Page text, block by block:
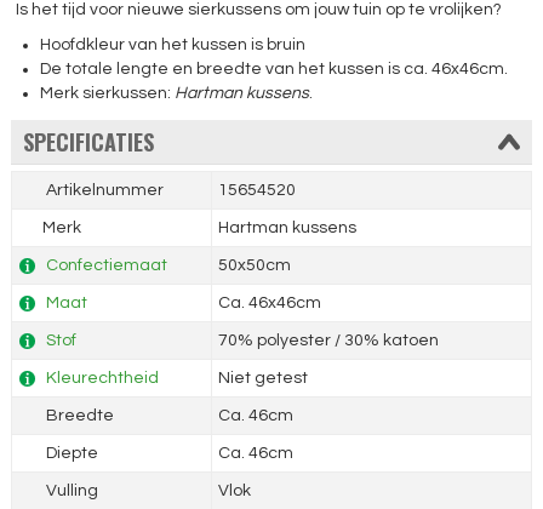
Is het tijd voor nieuwe sierkussens om jouw tuin op te vrolijken?
Hoofdkleur van het kussen is bruin
De totale lengte en breedte van het kussen is ca. 46x46cm.
Merk sierkussen: Hartman kussens.
SPECIFICATIES
Artikelnummer 15654520
Merk Hartman kussens
Confectiemaat 50x50cm
Maat Ca. 46x46cm
Stof 70% polyester / 30% katoen
Kleurechtheid Niet getest
Breedte Ca. 46cm
Diepte Ca. 46cm
Vulling Vlok